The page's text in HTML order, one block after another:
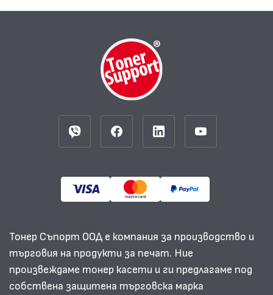
Тонер Съпорт ООД е компания за производство и
търговия на продукти за печат. Ние
произвеждаме тонер касети и ги предлагаме под
собствена защитена търговска марка